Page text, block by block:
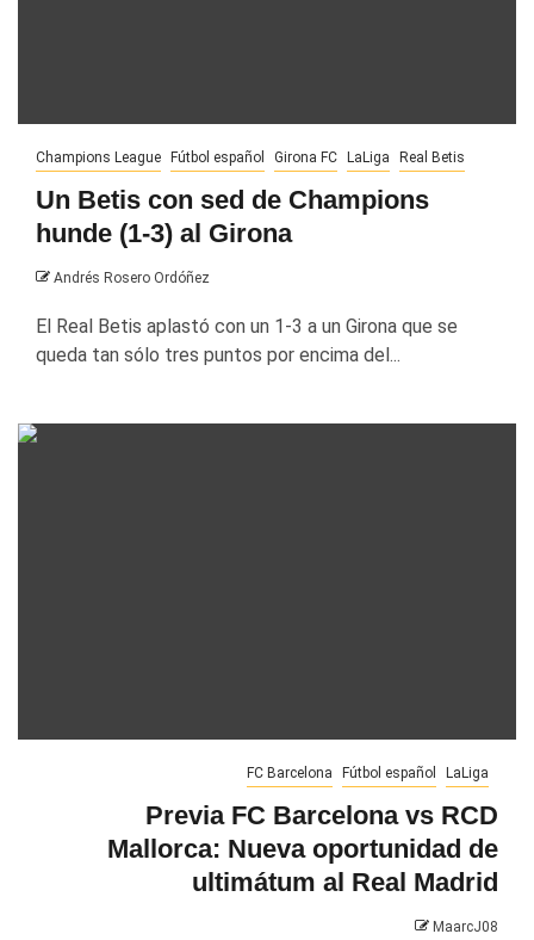
Champions League Fútbol español Girona FC LaLiga Real Betis
Un Betis con sed de Champions
hunde (1-3) al Girona
Andrés Rosero Ordóñez
El Real Betis aplastó con un 1-3 a un Girona que se
queda tan sólo tres puntos por encima del...
FC Barcelona Fútbol español LaLiga
Previa FC Barcelona vs RCD
Mallorca: Nueva oportunidad de
ultimátum al Real Madrid
MaarcJ08